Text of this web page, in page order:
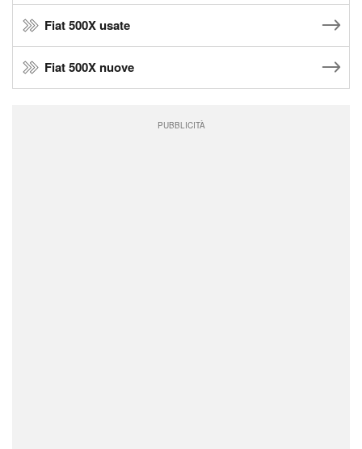
Fiat 500X usate
Fiat 500X nuove
PUBBLICITÀ